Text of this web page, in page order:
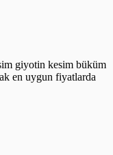
giyotin kesim büküm
en uygun fiyatlarda